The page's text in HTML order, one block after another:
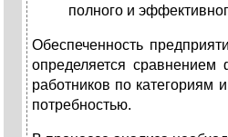
полного и
Обеспеченность
определяется сравнением
работников по категориям
потребностью.